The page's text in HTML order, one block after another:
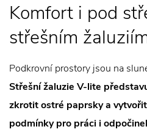
Komfort i pod
střešním
Podkrovní prostory jsou na
Střešní žaluzie V-lite
zkrotit ostré paprsky a
podmínky pro práci i